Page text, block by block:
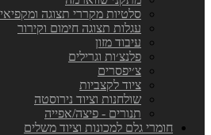
סלטיות מקררי תצוגה
עגלות תצוגה חימום וקירור
עיבוד מזון
פלנצ׳ות וגרילים
צ׳יפסרים
ציוד לקצביות
שולחנות וציוד נירוסטה
תנורים - פיצה/אפייה
חומרי גלם למכונות וציוד משלים